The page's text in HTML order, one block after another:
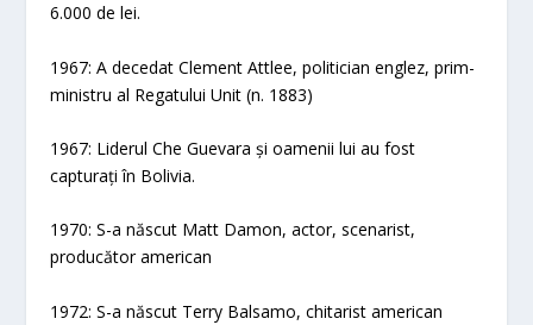
6.000 de lei.
1967: A decedat Clement Attlee, politician englez, prim-
ministru al Regatului Unit (n. 1883)
1967: Liderul Che Guevara și oamenii lui au fost
capturați în Bolivia.
1970: S-a născut Matt Damon, actor, scenarist,
producător american
1972: S-a născut Terry Balsamo, chitarist american